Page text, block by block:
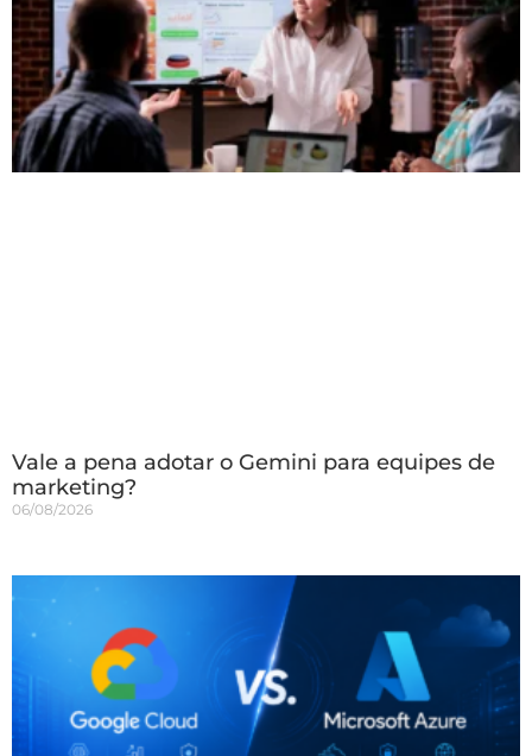
Vale a pena adotar o Gemini para equipes de
marketing?
06/08/2026